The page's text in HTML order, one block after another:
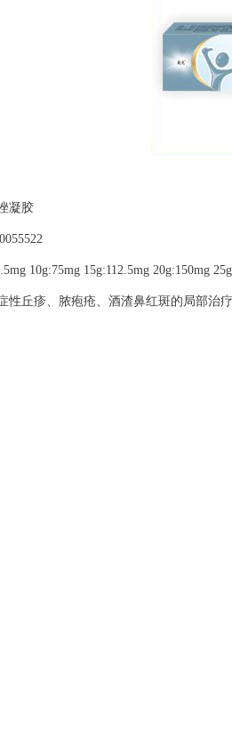
凝胶
10g:75mg 15g:112.5mg 20g:150mg
性丘疹、脓疱疮、酒渣鼻红斑的局部治疗